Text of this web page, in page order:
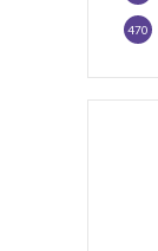
470